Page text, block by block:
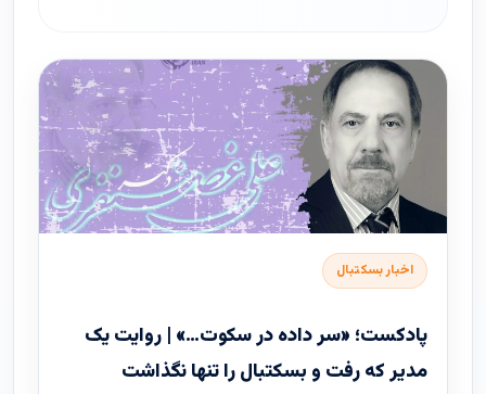
اخبار بسکتبال
پادکست؛ «سر داده در سکوت…» | روایت یک
مدیر که رفت و بسکتبال را تنها نگذاشت